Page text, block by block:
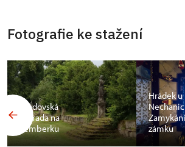
Fotografie ke stažení
Bredovská
zahrada na
Lemberku
Hrádek u
Zamykání
zámku